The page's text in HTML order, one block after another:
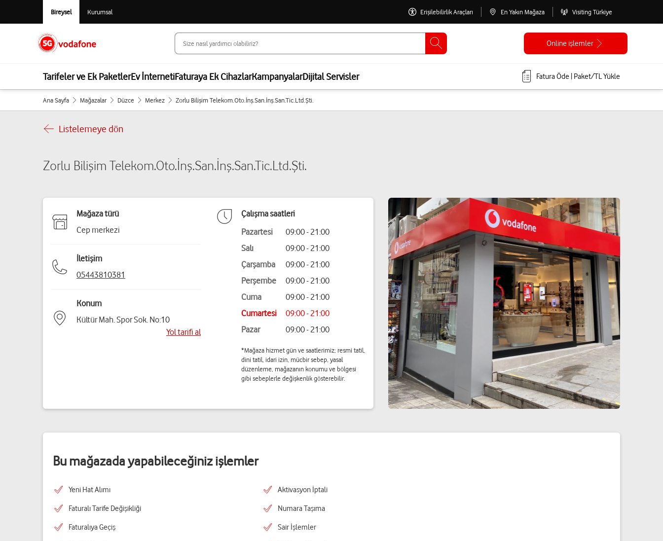
Bireysel Kurumsal Erişilebilirlik Araçları En Yakın Mağaza Visiting Türkiye
Online işlemler
Tarifeler ve Ek PaketlerEv İnternetiFaturaya Ek CihazlarKampanyalarDijital Servisler Fatura Öde | Paket/TL Yükle
Ana Sayfa Mağazalar Düzce Merkez Zorlu Bilişim Telekom.Oto.İnş.San.İnş.San.Tic.Ltd.Şti.
Listelemeye dön
Zorlu Bilişim Telekom.Oto.İnş.San.İnş.San.Tic.Ltd.Şti.
Mağaza türü
Cep merkezi
İletişim
05443810381
Konum
Kültür Mah. Spor Sok. No:10
Yol tarifi al
Çalışma saatleri
Pazartesi
09:00 - 21:00
Salı
09:00 - 21:00
Çarşamba
09:00 - 21:00
Perşembe
09:00 - 21:00
Cuma
09:00 - 21:00
Cumartesi
09:00 - 21:00
Pazar
09:00 - 21:00
*Mağaza hizmet gün ve saatlerimiz; resmi tatil,
dini tatil, idari izin, mücbir sebep, yasal
düzenleme, mağazanın konumu ve bölgesi
gibi sebeplerle değişkenlik gösterebilir.
Bu mağazada yapabileceğiniz işlemler
Yeni Hat Alımı Aktivasyon İptali
Faturalı Tarife Değişikliği Numara Taşıma
Faturalıya Geçiş Sair İşlemler